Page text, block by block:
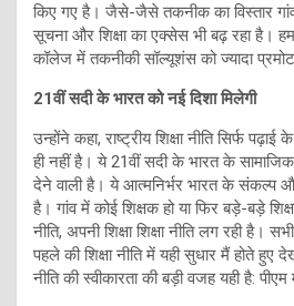
किए गए है। जैसे-जैसे तकनीक का विस्तार
सूचना और शिक्षा का एक्सेस भी बढ़ रहा है।
कॉलेज में तकनीकी सॉल्यूशंस को ज्यादा
21वीं सदी के भारत को नई दिशा मिलेगी
उन्होंने कहा, राष्ट्रीय शिक्षा नीति सिर्फ
ही नहीं है। ये 21वीं सदी के भारत के
देने वाली है। ये आत्मनिर्भर भारत के संकल्प
है। गांव में कोई शिक्षक हो या फिर बड़े-बड़े
नीति, अपनी शिक्षा शिक्षा नीति लग रही है।
पहले की शिक्षा नीति में यही सुधार मैं होते हुए
नीति की स्वीकारता की बड़ी वजह यही है: पीएम